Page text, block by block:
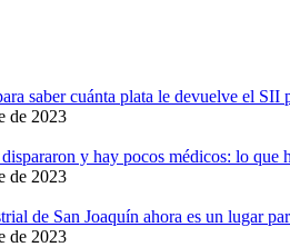
saber cuánta plata le devuelve el
de 2023
y hay pocos médicos: lo que
de 2023
de San Joaquín ahora es un lugar
de 2023